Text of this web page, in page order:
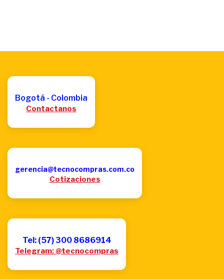
Bogotá - Colombia
Contactanos
gerencia@tecnocompras.com.co
Cotizaciones
Tel: (57) 300 8686914
Telegram: @tecnocompras